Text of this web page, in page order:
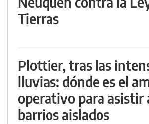
Tierras
Plottier, tras las
lluvias: dónde es el
operativo para asistir
barrios aislados